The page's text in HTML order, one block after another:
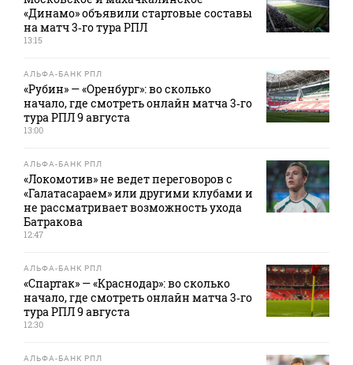
«Динамо» объявили стартовые составы
на матч 3‑го тура РПЛ
13:15
АЛЬФА-БАНК РПЛ
«Рубин» — «Оренбург»: во сколько
начало, где смотреть онлайн матча 3‑го
тура РПЛ 9 августа
13:00
АЛЬФА-БАНК РПЛ
«Локомотив» не ведет переговоров с
«Галатасараем» или другими клубами и
не рассматривает возможность ухода
Батракова
12:47
АЛЬФА-БАНК РПЛ
«Спартак» — «Краснодар»: во сколько
начало, где смотреть онлайн матча 3‑го
тура РПЛ 9 августа
12:30
АЛЬФА-БАНК РПЛ